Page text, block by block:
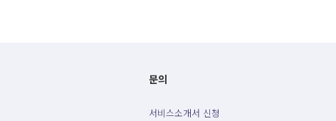
문의
서비스소개서 신청